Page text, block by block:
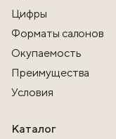
Цифры
Форматы салонов
Окупаемость
Преимущества
Условия
Каталог